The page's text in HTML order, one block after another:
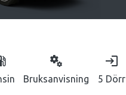
miscellaneous_services
Bruksanvisning
login
5 Dörr